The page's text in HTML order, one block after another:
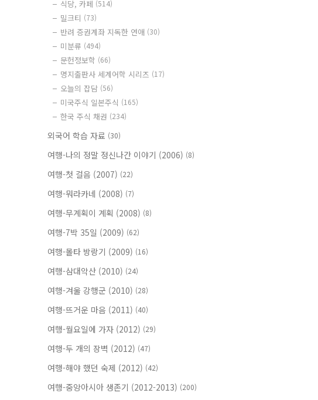
식당, 카페 (514)
밀크티 (73)
반려 증권계좌 지독한 연애 (30)
미분류 (494)
문헌정보학 (66)
명지출판사 세계어학 시리즈 (17)
오늘의 잡담 (56)
미국주식 일본주식 (165)
한국 주식 채권 (234)
외국어 학습 자료 (30)
여행-나의 정말 정신나간 이야기 (2006) (8)
여행-첫 걸음 (2007) (22)
여행-뭐라카네 (2008) (7)
여행-무계획이 계획 (2008) (8)
여행-7박 35일 (2009) (62)
여행-몰타 방랑기 (2009) (16)
여행-삼대악산 (2010) (24)
여행-겨울 강행군 (2010) (28)
여행-뜨거운 마음 (2011) (40)
여행-월요일에 가자 (2012) (29)
여행-두 개의 장벽 (2012) (47)
여행-해야 했던 숙제 (2012) (42)
여행-중앙아시아 생존기 (2012-2013) (200)